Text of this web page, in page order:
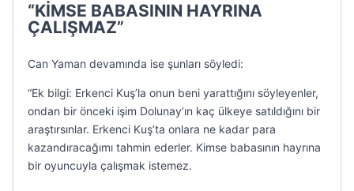
“KİMSE BABASININ HAYRINA
ÇALIŞMAZ”
Can Yaman devamında ise şunları söyledi:
“Ek bilgi: Erkenci Kuş’la onun beni yarattığını söyleyenler,
ondan bir önceki işim Dolunay’ın kaç ülkeye satıldığını bir
araştırsınlar. Erkenci Kuş’ta onlara ne kadar para
kazandıracağımı tahmin ederler. Kimse babasının hayrına
bir oyuncuyla çalışmak istemez.